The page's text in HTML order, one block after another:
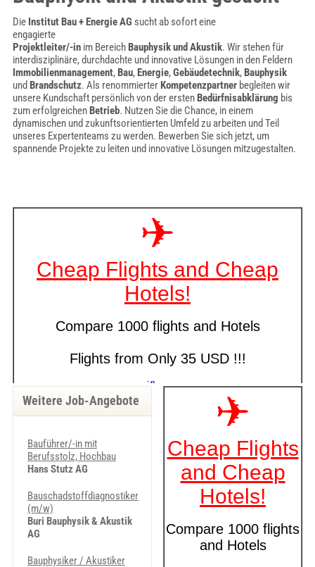
Die Institut Bau + Energie AG sucht ab sofort eine
engagierte
Projektleiter/-inim BereichBauphysik und Akustik. Wir stehen für
interdisziplinäre, durchdachte und innovative Lösungen in den Feldern
Immobilienmanagement,Bau,Energie,Gebäudetechnik,Bauphysik
und Brandschutz. Als renommierterKompetenzpartnerbegleiten wir
unsere Kundschaft persönlich von der erstenBedürfnisabklärung bis
zum erfolgreichenBetrieb. Nutzen Sie die Chance, in einem
dynamischen und zukunftsorientierten Umfeld zu arbeiten und Teil
unseres Expertenteams zu werden. Bewerben Sie sich jetzt, um
spannende Projekte zu leiten und innovative Lösungen mitzugestalten.
Weitere Job-Angebote
Bauführer/-in mit
Berufsstolz, Hochbau
Hans Stutz AG
Bauschadstoffdiagnostiker
(m/w)
Buri Bauphysik & Akustik
AG
Bauphysiker / Akustiker